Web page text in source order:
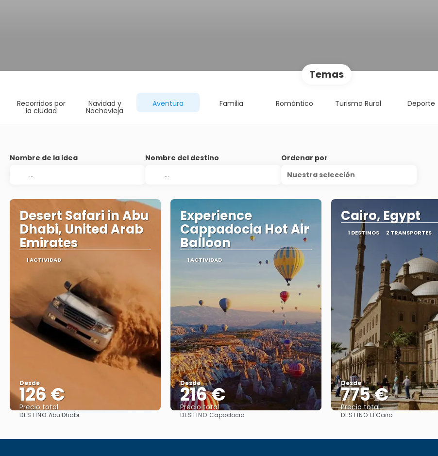
Temas
Recorridos por
la ciudad
Navidad y
Nochevieja
Aventura Familia Romántico Turismo Rural Deporte
Nombre de la idea Nombre del destino
Ordenar por
Nuestra selección
Desert Safari in Abu
Dhabi, United Arab
Emirates
1 ACTIVIDAD
Desde
126 €
Precio total
DESTINO:Abu Dhabi
Experience
Cappadocia Hot Air
Balloon
1 ACTIVIDAD
Desde
216 €
Precio total
Ver
DESTINO:Capadocia
Cairo, Egypt
1 DESTINOS 2 TRANSPORTES
Desde
775 €
Precio total
DESTINO:El Cairo